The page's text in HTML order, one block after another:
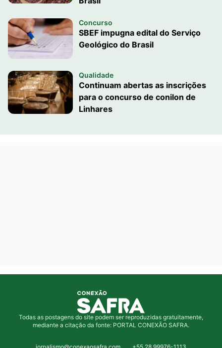
Concurso
SBEF impugna edital do Serviço
Geológico do Brasil
Qualidade
Continuam abertas as inscrições
para o concurso de conilon de
Linhares
Todas as postagens do site podem ser reproduzidas gratuitamente,
mediante a citação da fonte: PORTAL CONEXÃO SAFRA.